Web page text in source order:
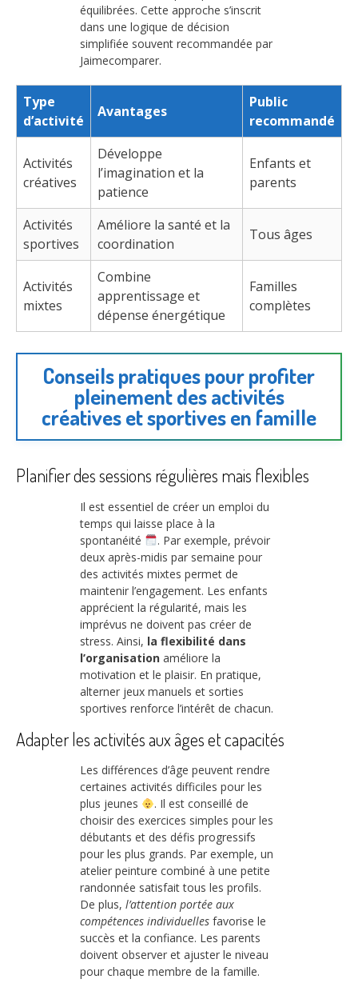
équilibrées. Cette approche s’inscrit
dans une logique de décision
simplifiée souvent recommandée par
Jaimecomparer.
Type
d’activité
Avantages
Public
recommandé
Activités
créatives
Développe
l’imagination et la
patience
Enfants et
parents
Activités
sportives
Améliore la santé et la
coordination
Tous âges
Activités
mixtes
Combine
apprentissage et
dépense énergétique
Familles
complètes
Conseils pratiques pour profiter
pleinement des activités
créatives et sportives en famille
Planifier des sessions régulières mais flexibles
Il est essentiel de créer un emploi du
temps qui laisse place à la
spontanéité
. Par exemple, prévoir
deux après-midis par semaine pour
des activités mixtes permet de
maintenir l’engagement. Les enfants
apprécient la régularité, mais les
imprévus ne doivent pas créer de
stress. Ainsi, la flexibilité dans
l’organisation améliore la
motivation et le plaisir. En pratique,
alterner jeux manuels et sorties
sportives renforce l’intérêt de chacun.
Adapter les activités aux âges et capacités
Les différences d’âge peuvent rendre
certaines activités difficiles pour les
plus jeunes
. Il est conseillé de
choisir des exercices simples pour les
débutants et des défis progressifs
pour les plus grands. Par exemple, un
atelier peinture combiné à une petite
randonnée satisfait tous les profils.
De plus, l’attention portée aux
compétences individuelles favorise le
succès et la confiance. Les parents
doivent observer et ajuster le niveau
pour chaque membre de la famille.